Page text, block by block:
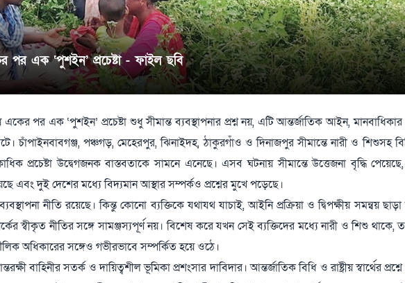
পর এক ‘পুশইন’ প্রচেষ্টা - ফাইল ছবি
পর এক ‘পুশইন’ প্রচেষ্টা শুধু সীমান্ত ব্যবস্থাপনার প্রশ্ন নয়, এটি আন্তর্জাতিক আইন, মানবাধিকার
চাঁপাইনবাবগঞ্জ, পঞ্চগড়, মেহেরপুর, ঝিনাইদহ, ঠাকুরগাঁও ও দিনাজপুর সীমান্তে নারী ও শিশুসহ
প্রচেষ্টা উদ্বেগজনক বাস্তবতাকে সামনে এনেছে। এসব ঘটনায় সীমান্তে উত্তেজনা বৃদ্ধি
এবং দুই দেশের মধ্যে বিদ্যমান আস্থার সম্পর্কও প্রশ্নের মুখে পড়েছে।
নীতি রয়েছে। কিন্তু কোনো ব্যক্তিকে যথাযথ যাচাই, আইনি প্রক্রিয়া ও দ্বিপক্ষীয় সমন্বয় ছাড়া
স্বীকৃত নীতির সঙ্গে সামঞ্জস্যপূর্ণ নয়। বিশেষ করে যখন সেই ব্যক্তিদের মধ্যে নারী ও শিশু থাকে,
অধিকারের সঙ্গেও গভীরভাবে সম্পর্কিত হয়ে ওঠে।
বাহিনীর সতর্ক ও দায়িত্বশীল ভূমিকা প্রশংসার দাবিদার। আন্তর্জাতিক বিধি ও রাষ্ট্রীয় স্বার্থের